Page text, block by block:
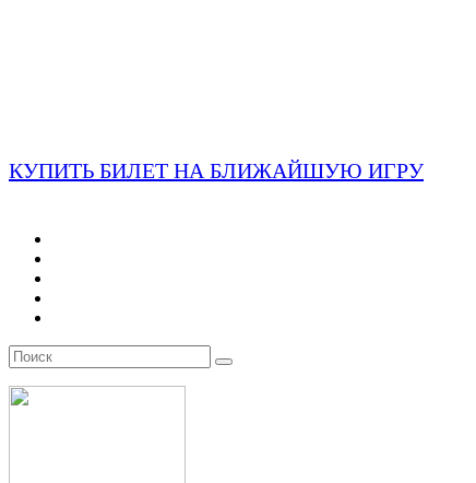
КУПИТЬ БИЛЕТ НА БЛИЖАЙШУЮ ИГРУ